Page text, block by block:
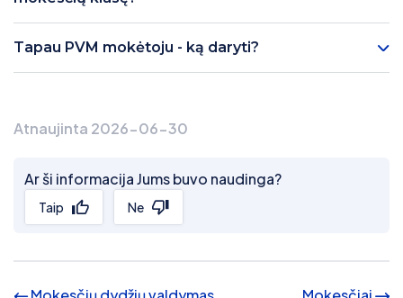
Tapau PVM mokėtoju - ką daryti?
Atnaujinta 2026-06-30
Ar ši informacija Jums buvo naudinga?
Taip Ne